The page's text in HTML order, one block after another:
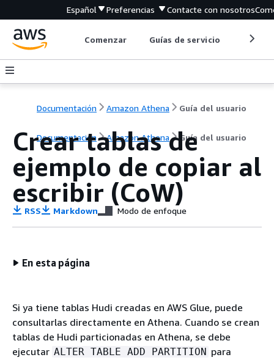
Español Preferencias Contacte con nosotros
Comenzar Guías de servicio
Documentación Amazon Athena Guía del usuario
Documentación Amazon Athena Guía del usuario
Crear tablas de
ejemplo de copiar al
escribir (CoW)
RSS Markdown Modo de enfoque
En esta página
Si ya tiene tablas Hudi creadas en AWS Glue, puede
consultarlas directamente en Athena. Cuando se crean
tablas de Hudi particionadas en Athena, se debe
ejecutar ALTER TABLE ADD PARTITION para